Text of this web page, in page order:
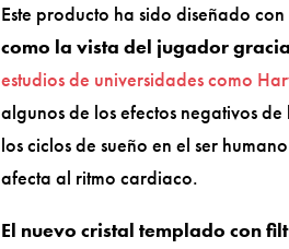
Este producto ha sido diseñado
como la vista del jugador
estudios de universidades como
algunos de los efectos negativos
los ciclos de sueño en el ser
afecta al ritmo cardiaco.
El nuevo cristal templado con